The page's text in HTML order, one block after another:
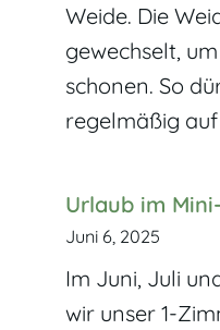
Weide. Die
gewechselt,
schonen. So
regelmäßig
Urlaub im
Juni 6, 2025
Im Juni, Juli
wir unser 1-